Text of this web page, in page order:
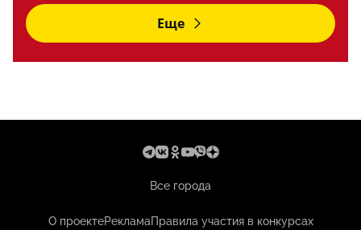
Еще
Все города
О проектеРекламаПравила участия в конкурсах